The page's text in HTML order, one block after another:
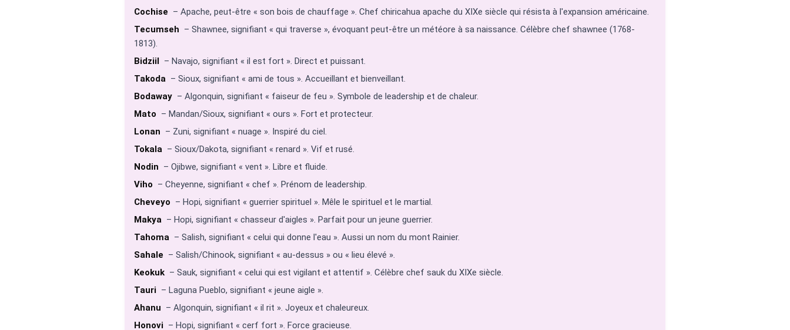
Cochise – Apache, peut-être « son bois de chauffage ». Chef chiricahua apache du XIXe siècle qui résista à l'expansion américaine.
Tecumseh – Shawnee, signifiant « qui traverse », évoquant peut-être un météore à sa naissance. Célèbre chef shawnee (1768-
1813).
Bidziil – Navajo, signifiant « il est fort ». Direct et puissant.
Takoda – Sioux, signifiant « ami de tous ». Accueillant et bienveillant.
Bodaway – Algonquin, signifiant « faiseur de feu ». Symbole de leadership et de chaleur.
Mato – Mandan/Sioux, signifiant « ours ». Fort et protecteur.
Lonan – Zuni, signifiant « nuage ». Inspiré du ciel.
Tokala – Sioux/Dakota, signifiant « renard ». Vif et rusé.
Nodin – Ojibwe, signifiant « vent ». Libre et fluide.
Viho – Cheyenne, signifiant « chef ». Prénom de leadership.
Cheveyo – Hopi, signifiant « guerrier spirituel ». Mêle le spirituel et le martial.
Makya – Hopi, signifiant « chasseur d'aigles ». Parfait pour un jeune guerrier.
Tahoma – Salish, signifiant « celui qui donne l'eau ». Aussi un nom du mont Rainier.
Sahale – Salish/Chinook, signifiant « au-dessus » ou « lieu élevé ».
Keokuk – Sauk, signifiant « celui qui est vigilant et attentif ». Célèbre chef sauk du XIXe siècle.
Tauri – Laguna Pueblo, signifiant « jeune aigle ».
Ahanu – Algonquin, signifiant « il rit ». Joyeux et chaleureux.
Honovi – Hopi, signifiant « cerf fort ». Force gracieuse.